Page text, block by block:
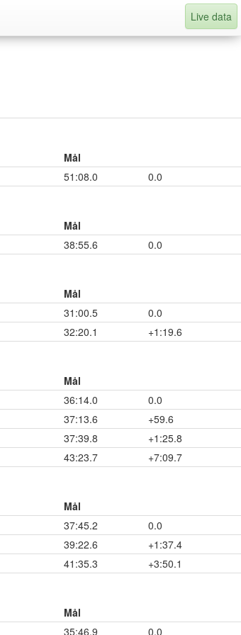
Live data
Mål
51:08.0 0.0
Mål
38:55.6 0.0
Mål
31:00.5
0.0
32:20.1 +1:19.6
Mål
36:14.0
0.0
37:13.6
+59.6
37:39.8
+1:25.8
43:23.7 +7:09.7
Mål
37:45.2
0.0
39:22.6
+1:37.4
41:35.3 +3:50.1
Mål
35:46.9 0.0